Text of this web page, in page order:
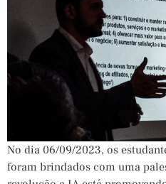
No dia 06/09/2023, os
foram brindados com uma